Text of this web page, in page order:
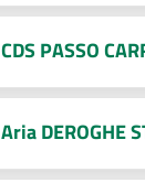
CDS PASSO
Aria DEROGHE